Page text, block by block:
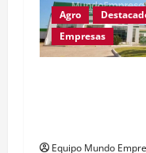
Agro
Empresas
Equipo Mundo